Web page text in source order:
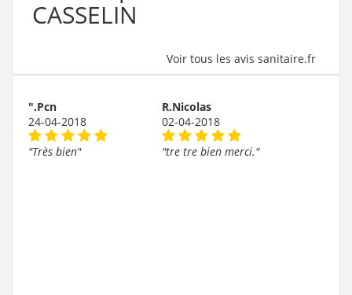
CASSELIN
Voir tous les avis sanitaire.fr
".Pcn
24-04-2018
"Très bien"
R.Nicolas
02-04-2018
"tre tre bien merci."